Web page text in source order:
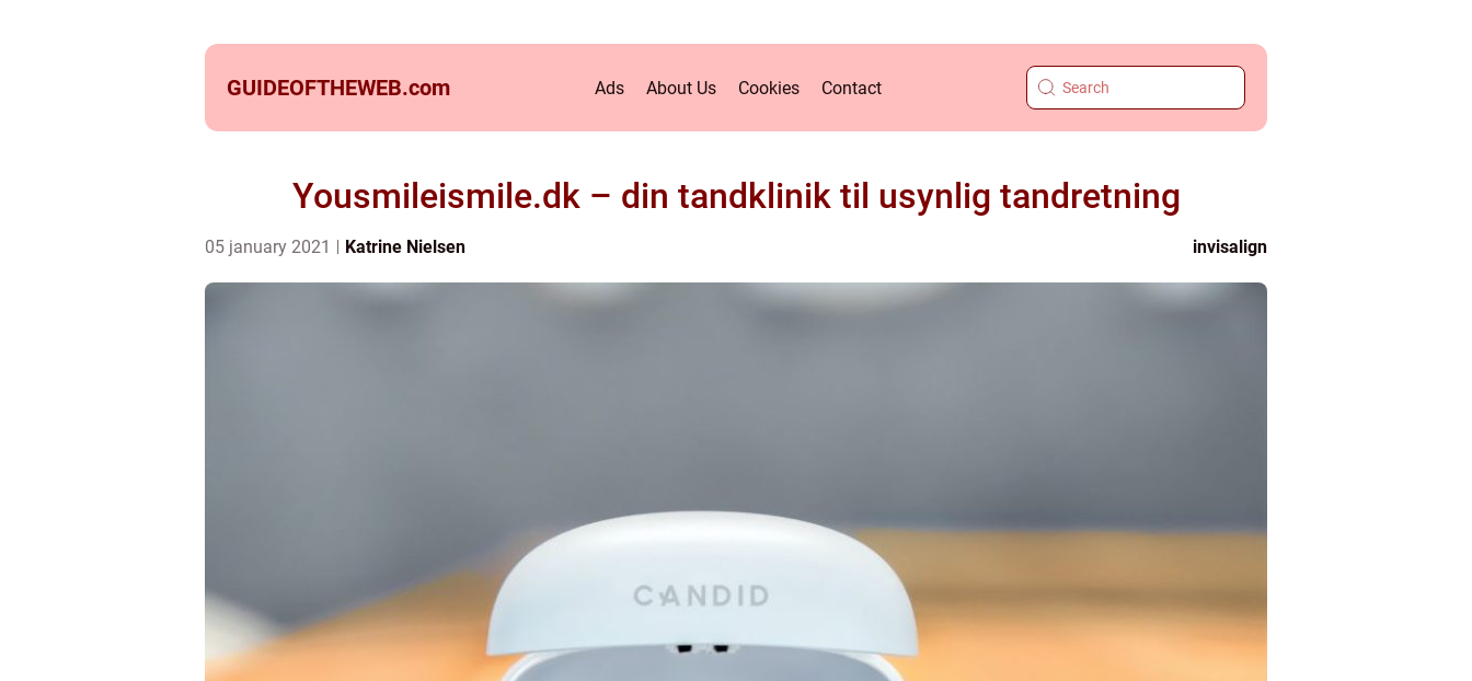
GUIDEOFTHEWEB.com Ads About Us Cookies Contact
Yousmileismile.dk – din tandklinik til usynlig tandretning
05 january 2021 Katrine Nielsen invisalign